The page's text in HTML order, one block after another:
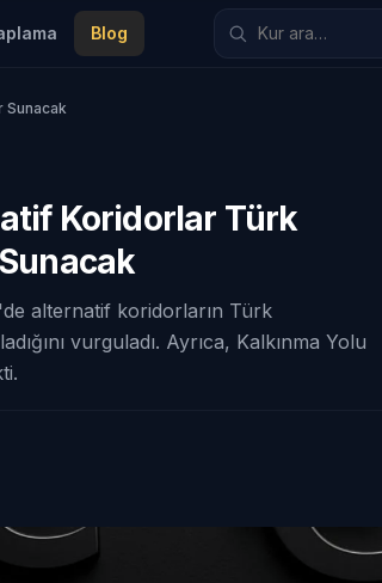
Blog
Sunacak
Koridorlar Türk
alternatif koridorların Türk
vurguladı. Ayrıca, Kalkınma Yolu